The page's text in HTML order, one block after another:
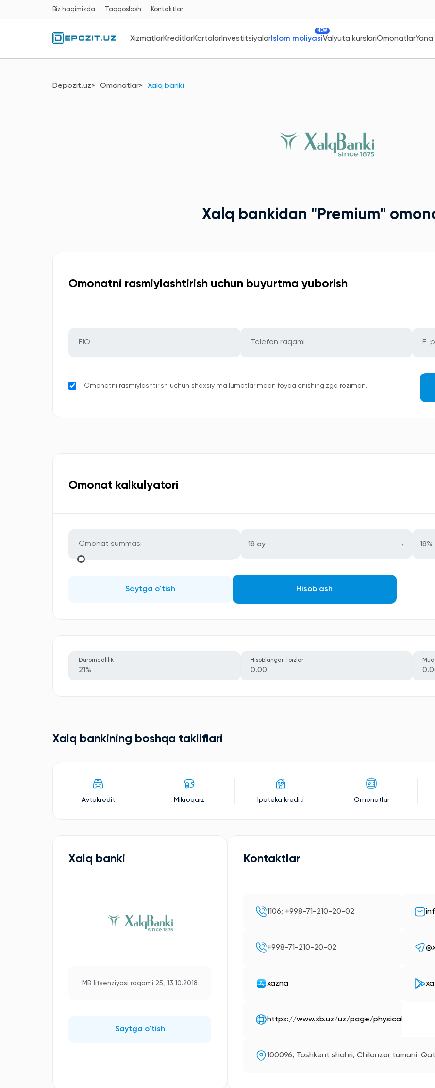
Biz haqimizda Taqqoslash Kontaktlar
XizmatlarKreditlarKartalarInvestitsiyalarIslom moliyasi
NEW
Valyuta kurslariOmonatlarYana
Depozit.uz Omonatlar Xalq banki
Xalq bankidan "Premium"
Omonatni rasmiylashtirish uchun buyurtma yuborish
Omonatni rasmiylashtirish uchun shaxsiy ma'lumotlarimdan foydalanishingizga roziman.
Omonat kalkulyatori
18 oy 18%
Saytga o'tish Hisoblash
Daromadlilik
21%
Hisoblangan foizlar
0.00
Xalq bankining boshqa takliflari
Avtokredit Mikroqarz Ipoteka krediti Omonatlar
Xalq banki
MB litsenziyasi raqami 25, 13.10.2018
Saytga o'tish
Kontaktlar
1106; +998-71-210-20-02
+998-71-210-20-02
xazna
https://www.xb.uz/uz/page/physical
100096, Toshkent shahri, Chilonzor tumani,